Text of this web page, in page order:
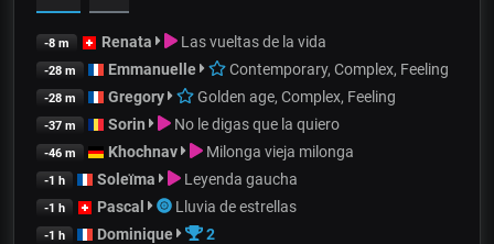
-8 m Renata Las vueltas de la vida
-28 m Emmanuelle Contemporary, Complex, Feeling
-28 m Gregory Golden age, Complex, Feeling
-37 m Sorin No le digas que la quiero
-46 m Khochnav Milonga vieja milonga
-1 h Soleïma Leyenda gaucha
-1 h Pascal Lluvia de estrellas
-1 h Dominique 2